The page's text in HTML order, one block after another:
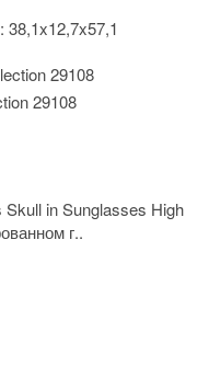
29108
Skull in Sunglasses High
г..